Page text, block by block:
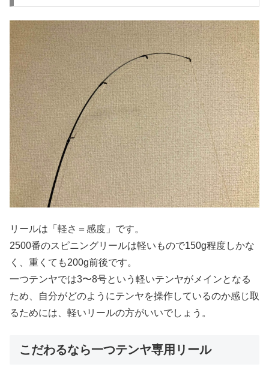
リールは「軽さ＝感度」です。
2500番のスピニングリールは軽いもので150g程度しかな
く、重くても200g前後です。
一つテンヤでは3〜8号という軽いテンヤがメインとなる
ため、自分がどのようにテンヤを操作しているのか感じ取
るためには、軽いリールの方がいいでしょう。
こだわるなら一つテンヤ専用リール